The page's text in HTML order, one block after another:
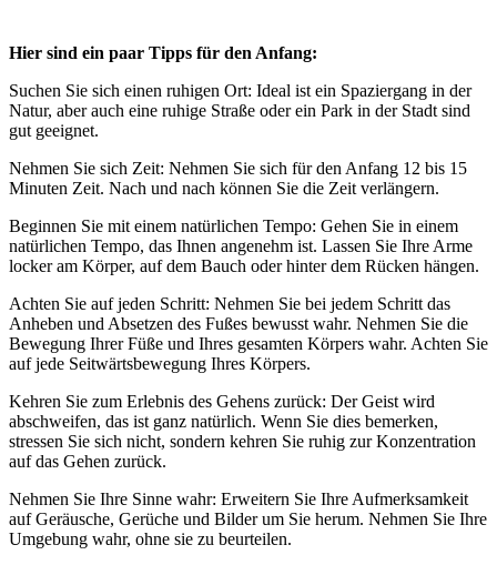
Hier sind ein paar Tipps für den Anfang:
Suchen Sie sich einen ruhigen Ort: Ideal ist ein Spaziergang in der
Natur, aber auch eine ruhige Straße oder ein Park in der Stadt sind
gut geeignet.
Nehmen Sie sich Zeit: Nehmen Sie sich für den Anfang 12 bis 15
Minuten Zeit. Nach und nach können Sie die Zeit verlängern.
Beginnen Sie mit einem natürlichen Tempo: Gehen Sie in einem
natürlichen Tempo, das Ihnen angenehm ist. Lassen Sie Ihre Arme
locker am Körper, auf dem Bauch oder hinter dem Rücken hängen.
Achten Sie auf jeden Schritt: Nehmen Sie bei jedem Schritt das
Anheben und Absetzen des Fußes bewusst wahr. Nehmen Sie die
Bewegung Ihrer Füße und Ihres gesamten Körpers wahr. Achten Sie
auf jede Seitwärtsbewegung Ihres Körpers.
Kehren Sie zum Erlebnis des Gehens zurück: Der Geist wird
abschweifen, das ist ganz natürlich. Wenn Sie dies bemerken,
stressen Sie sich nicht, sondern kehren Sie ruhig zur Konzentration
auf das Gehen zurück.
Nehmen Sie Ihre Sinne wahr: Erweitern Sie Ihre Aufmerksamkeit
auf Geräusche, Gerüche und Bilder um Sie herum. Nehmen Sie Ihre
Umgebung wahr, ohne sie zu beurteilen.